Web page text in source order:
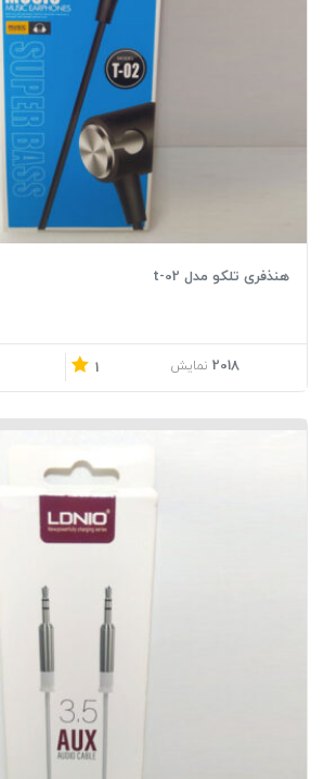
هنذفری تلکو مدل t-02
2018 نمایش 1